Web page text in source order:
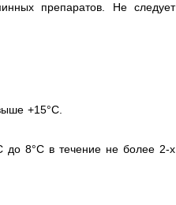
препаратов. Не следует
+15°С.
до 8°С в течение не более 2-х